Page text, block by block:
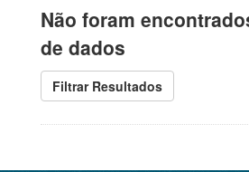
Não foram
de dados
Filtrar Resultados